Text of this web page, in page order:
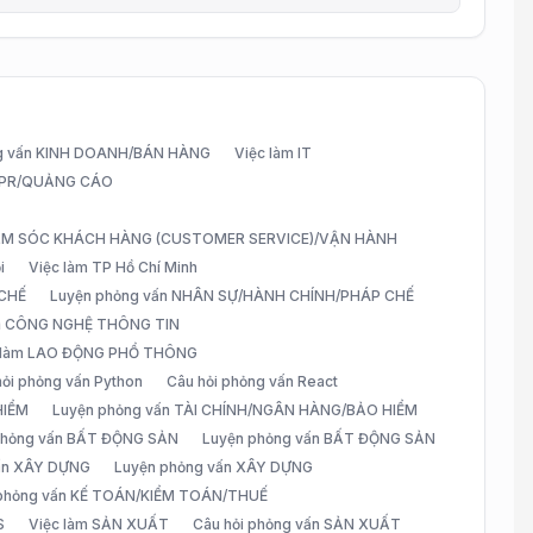
vấn KINH DOANH/BÁN HÀNG
Việc làm IT
QUẢNG CÁO
SÓC KHÁCH HÀNG (CUSTOMER SERVICE)/VẬN HÀNH
Việc làm TP Hồ Chí Minh
Luyện phỏng vấn NHÂN SỰ/HÀNH CHÍNH/PHÁP CHẾ
NGHỆ THÔNG TIN
LAO ĐỘNG PHỔ THÔNG
phỏng vấn Python
Câu hỏi phỏng vấn React
Luyện phỏng vấn TÀI CHÍNH/NGÂN HÀNG/BẢO HIỂM
vấn BẤT ĐỘNG SẢN
Luyện phỏng vấn BẤT ĐỘNG SẢN
XÂY DỰNG
Luyện phỏng vấn XÂY DỰNG
vấn KẾ TOÁN/KIỂM TOÁN/THUẾ
Việc làm SẢN XUẤT Câu hỏi phỏng vấn SẢN XUẤT